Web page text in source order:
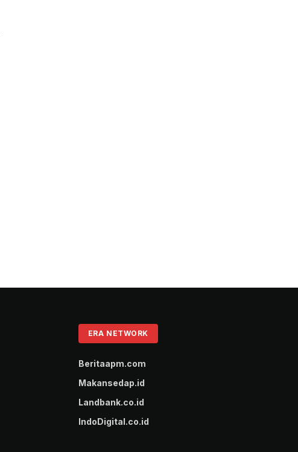
ERA NETWORK
Beritaapm.com
Makansedap.id
Landbank.co.id
IndoDigital.co.id